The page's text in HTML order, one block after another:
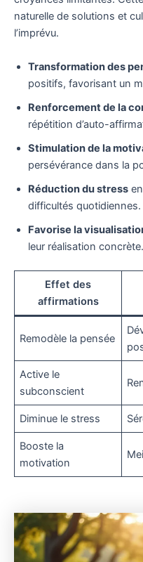
naturelle de solutions et
l’imprévu.
Transformation des
positifs, favorisant un
Renforcement de la
répétition d’auto-
Stimulation de la
persévérance dans la
Réduction du stress
difficultés quotidiennes.
Favorise la
leur réalisation concrète.
Effet des
affirmations
Remodèle la pensée
Active le
subconscient
Diminue le stress
Booste la
motivation